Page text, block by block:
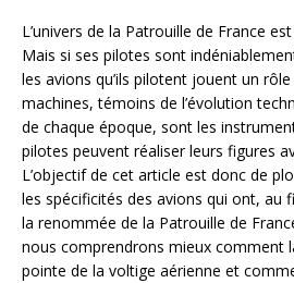
L’univers de la Patrouille de France
Mais si ses pilotes sont
les avions qu’ils pilotent jouent un
machines, témoins de l’évolution
de chaque époque, sont les
pilotes peuvent réaliser leurs figures
L’objectif de cet article est donc de
les spécificités des avions qui ont, au
la renommée de la Patrouille de
nous comprendrons mieux comment
pointe de la voltige aérienne et